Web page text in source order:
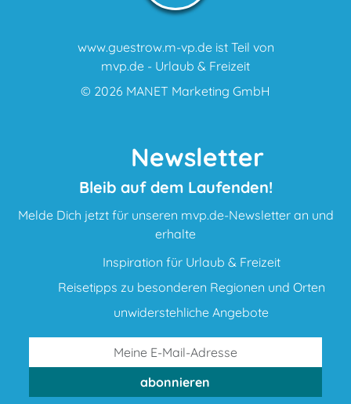
www.guestrow.m-vp.de ist Teil von
mvp.de - Urlaub & Freizeit
© 2026 MANET Marketing GmbH
Newsletter
Bleib auf dem Laufenden!
Melde Dich jetzt für unseren mvp.de-Newsletter an und
erhalte
Inspiration für Urlaub & Freizeit
Reisetipps zu besonderen Regionen und Orten
unwiderstehliche Angebote
abonnieren